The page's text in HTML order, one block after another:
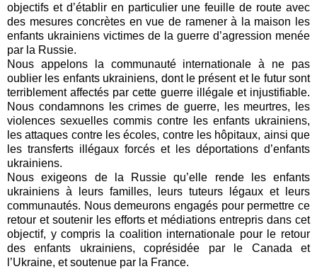
objectifs et d’établir en particulier une feuille de route avec
des mesures concrètes en vue de ramener à la maison les
enfants ukrainiens victimes de la guerre d’agression menée
par la Russie.
Nous appelons la communauté internationale à ne pas
oublier les enfants ukrainiens, dont le présent et le futur sont
terriblement affectés par cette guerre illégale et injustifiable.
Nous condamnons les crimes de guerre, les meurtres, les
violences sexuelles commis contre les enfants ukrainiens,
les attaques contre les écoles, contre les hôpitaux, ainsi que
les transferts illégaux forcés et les déportations d’enfants
ukrainiens.
Nous exigeons de la Russie qu’elle rende les enfants
ukrainiens à leurs familles, leurs tuteurs légaux et leurs
communautés. Nous demeurons engagés pour permettre ce
retour et soutenir les efforts et médiations entrepris dans cet
objectif, y compris la coalition internationale pour le retour
des enfants ukrainiens, coprésidée par le Canada et
l’Ukraine, et soutenue par la France.